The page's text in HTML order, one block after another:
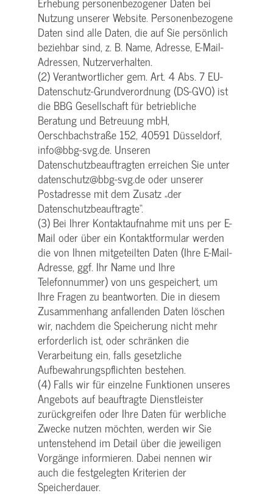
Nutzung unserer Website. Personenbezogene
Daten sind alle Daten, die auf Sie persönlich
beziehbar sind, z. B. Name, Adresse, E-Mail-
Adressen, Nutzerverhalten.
(2) Verantwortlicher gem. Art. 4 Abs. 7 EU-
Datenschutz-Grundverordnung (DS-GVO) ist
die BBG Gesellschaft für betriebliche
Beratung und Betreuung mbH,
Oerschbachstraße 152, 40591 Düsseldorf,
info@bbg-svg.de. Unseren
Datenschutzbeauftragten erreichen Sie unter
datenschutz@bbg-svg.de oder unserer
Postadresse mit dem Zusatz „der
Datenschutzbeauftragte“.
(3) Bei Ihrer Kontaktaufnahme mit uns per E-
Mail oder über ein Kontaktformular werden
die von Ihnen mitgeteilten Daten (Ihre E-Mail-
Adresse, ggf. Ihr Name und Ihre
Telefonnummer) von uns gespeichert, um
Ihre Fragen zu beantworten. Die in diesem
Zusammenhang anfallenden Daten löschen
wir, nachdem die Speicherung nicht mehr
erforderlich ist, oder schränken die
Verarbeitung ein, falls gesetzliche
Aufbewahrungspflichten bestehen.
(4) Falls wir für einzelne Funktionen unseres
Angebots auf beauftragte Dienstleister
zurückgreifen oder Ihre Daten für werbliche
Zwecke nutzen möchten, werden wir Sie
untenstehend im Detail über die jeweiligen
Vorgänge informieren. Dabei nennen wir
auch die festgelegten Kriterien der
Speicherdauer.